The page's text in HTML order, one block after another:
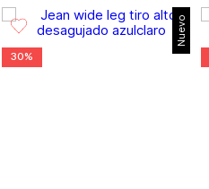
Nuevo
30%